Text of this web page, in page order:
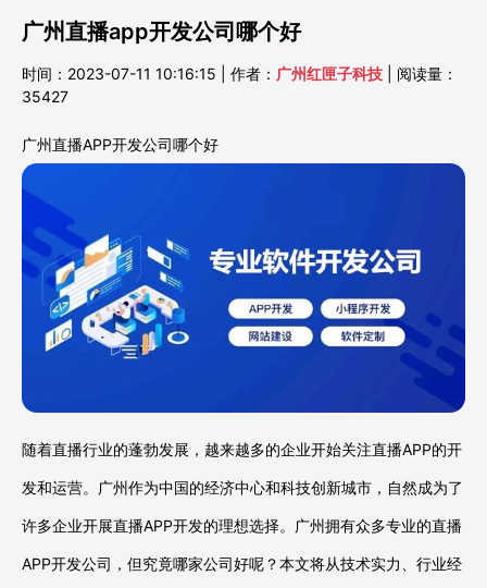
广州直播app开发公司哪个好
时间：2023-07-11 10:16:15 | 作者： 广州红匣子科技 | 阅读量：
35427
广州直播APP开发公司哪个好
随着直播行业的蓬勃发展，越来越多的企业开始关注直播APP的开
发和运营。广州作为中国的经济中心和科技创新城市，自然成为了
许多企业开展直播APP开发的理想选择。广州拥有众多专业的直播
APP开发公司，但究竟哪家公司好呢？本文将从技术实力、行业经